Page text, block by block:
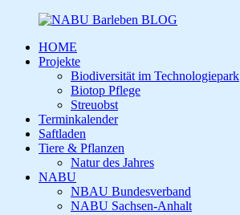
HOME
Projekte
Biodiversität im Technologiepark
Biotop Pflege
Streuobst
Terminkalender
Saftladen
Tiere & Pflanzen
Natur des Jahres
NABU
NBAU Bundesverband
NABU Sachsen-Anhalt